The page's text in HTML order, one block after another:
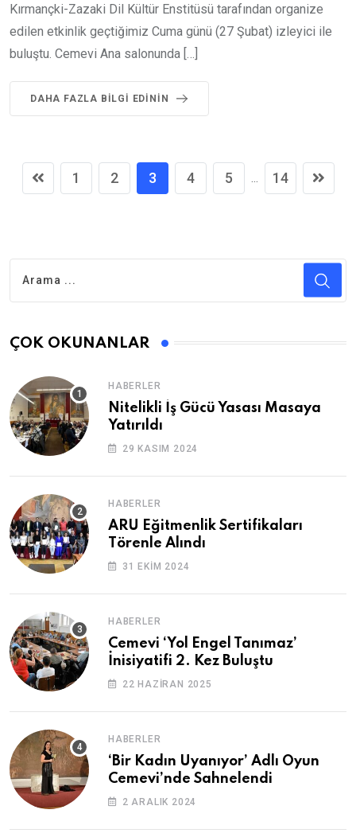
Kırmançki-Zazaki Dil Kültür Enstitüsü tarafından organize
edilen etkinlik geçtiğimiz Cuma günü (27 Şubat) izleyici ile
buluştu. Cemevi Ana salonunda […]
DAHA FAZLA BILGI EDININ
1 2 3 4 5 14
ÇOK OKUNANLAR
HABERLER
Nitelikli İş Gücü Yasası Masaya
Yatırıldı
29 KASIM 2024
HABERLER
ARU Eğitmenlik Sertifikaları
Törenle Alındı
31 EKIM 2024
HABERLER
Cemevi ‘Yol Engel Tanımaz’
İnisiyatifi 2. Kez Buluştu
22 HAZIRAN 2025
HABERLER
‘Bir Kadın Uyanıyor’ Adlı Oyun
Cemevi’nde Sahnelendi
2 ARALIK 2024